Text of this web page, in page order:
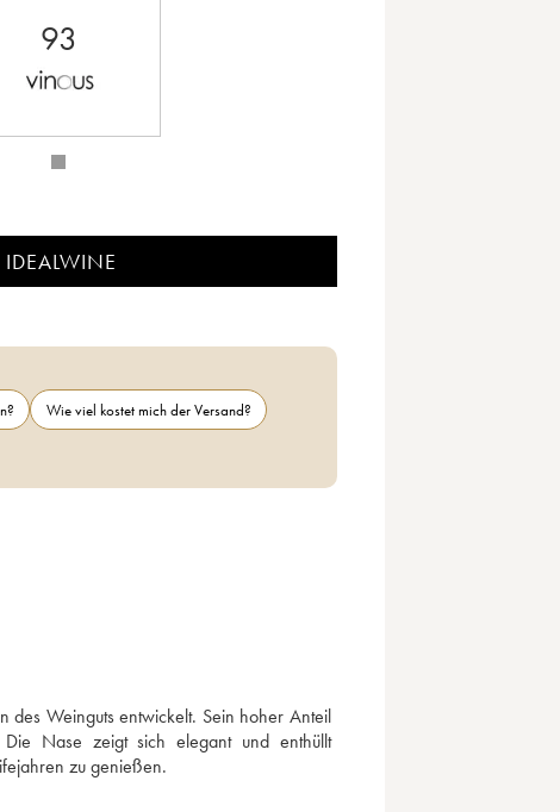
93
Wie viel kostet mich der Versand?
des Weinguts entwickelt. Sein hoher Anteil
Nase zeigt sich elegant und enthüllt
zu genießen.